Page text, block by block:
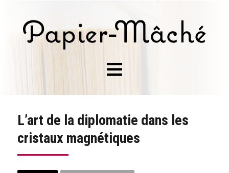
L’art de la diplomatie dans les
cristaux magnétiques